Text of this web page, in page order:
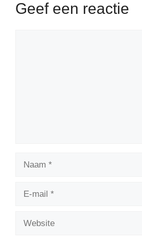
Geef een reactie